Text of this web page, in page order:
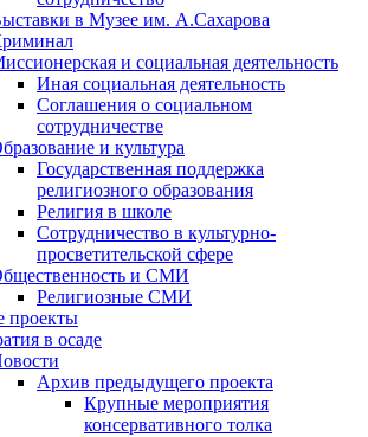
в Музее им. А.Сахарова
и социальная деятельность
Иная социальная деятельность
Соглашения о социальном
сотрудничестве
и культура
Государственная поддержка
религиозного образования
Религия в школе
Сотрудничество в культурно-
просветительской сфере
и СМИ
Религиозные СМИ
проекты
в осаде
Архив предыдущего проекта
Крупные мероприятия
консервативного толка